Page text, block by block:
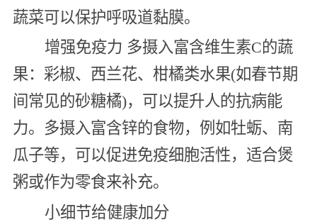
蔬菜可以保护呼吸道黏膜。
增强免疫力 多摄入富含维生素C的蔬
果：彩椒、西兰花、柑橘类水果(如春节期
间常见的砂糖橘)，可以提升人的抗病能
力。多摄入富含锌的食物，例如牡蛎、南
瓜子等，可以促进免疫细胞活性，适合煲
粥或作为零食来补充。
小细节给健康加分